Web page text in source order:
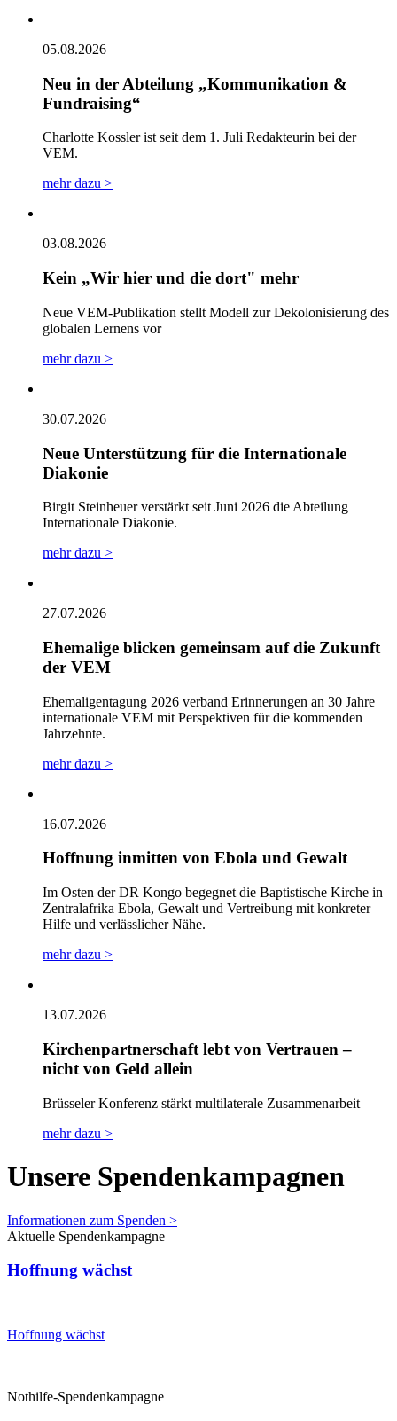
05.08.2026
Neu in der Abteilung „Kommunikation &
Fundraising“
Charlotte Kossler ist seit dem 1. Juli Redakteurin bei der
VEM.
mehr dazu >
03.08.2026
Kein „Wir hier und die dort" mehr
Neue VEM-Publikation stellt Modell zur Dekolonisierung des
globalen Lernens vor
mehr dazu >
30.07.2026
Neue Unterstützung für die Internationale
Diakonie
Birgit Steinheuer verstärkt seit Juni 2026 die Abteilung
Internationale Diakonie.
mehr dazu >
27.07.2026
Ehemalige blicken gemeinsam auf die Zukunft
der VEM
Ehemaligentagung 2026 verband Erinnerungen an 30 Jahre
internationale VEM mit Perspektiven für die kommenden
Jahrzehnte.
mehr dazu >
16.07.2026
Hoffnung inmitten von Ebola und Gewalt
Im Osten der DR Kongo begegnet die Baptistische Kirche in
Zentralafrika Ebola, Gewalt und Vertreibung mit konkreter
Hilfe und verlässlicher Nähe.
mehr dazu >
13.07.2026
Kirchenpartnerschaft lebt von Vertrauen –
nicht von Geld allein
Brüsseler Konferenz stärkt multilaterale Zusammenarbeit
mehr dazu >
Unsere Spendenkampagnen
Informationen zum Spenden >
Aktuelle Spendenkampagne
Hoffnung wächst
Hoffnung wächst
Nothilfe-Spendenkampagne